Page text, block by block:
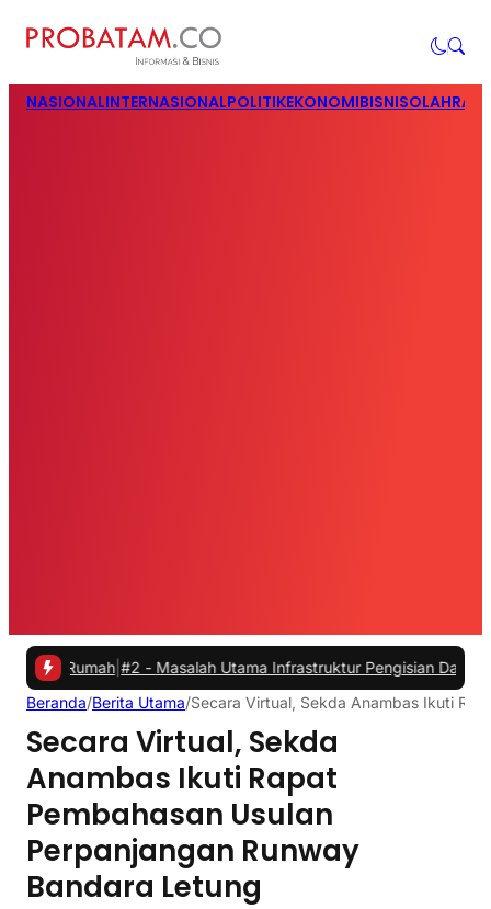
NASIONALINTERNASIONALPOLITIKEKONOMIBISNIS
|#2 -Masalah Utama Infrastruktur Pengisian Daya untuk Mobil
Beranda/Berita Utama/Secara Virtual, Sekda Anambas Ikuti
Secara Virtual, Sekda
Anambas Ikuti Rapat
Pembahasan Usulan
Perpanjangan Runway
Bandara Letung